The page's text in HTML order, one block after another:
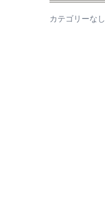
カテゴリーなし